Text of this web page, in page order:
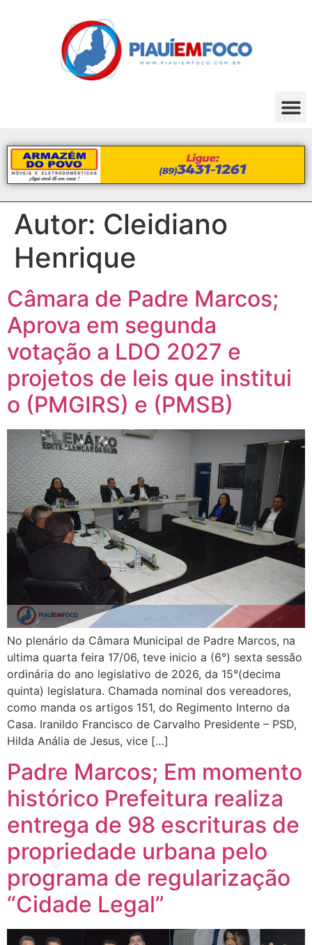
Autor: Cleidiano
Henrique
Câmara de Padre Marcos;
Aprova em segunda
votação a LDO 2027 e
projetos de leis que institui
o (PMGIRS) e (PMSB)
No plenário da Câmara Municipal de Padre Marcos, na
ultima quarta feira 17/06, teve inicio a (6°) sexta sessão
ordinária do ano legislativo de 2026, da 15°(decima
quinta) legislatura. Chamada nominal dos vereadores,
como manda os artigos 151, do Regimento Interno da
Casa. Iranildo Francisco de Carvalho Presidente – PSD,
Hilda Anália de Jesus, vice […]
Padre Marcos; Em momento
histórico Prefeitura realiza
entrega de 98 escrituras de
propriedade urbana pelo
programa de regularização
“Cidade Legal”